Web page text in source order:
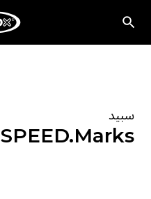
سبيد
SPEED.Marks